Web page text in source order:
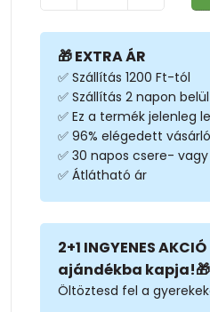
🎁 EXTRA ÁR
✅ Szállítás 1200 Ft-tól
✅ Szállítás 2 napon belül
✅ Ez a termék jelenleg
✅ 96% elégedett vásárló
✅ 30 napos csere-
✅ Átlátható ár
2+1 INGYENES
ajándékba kapja!🎁
Öltöztesd fel a